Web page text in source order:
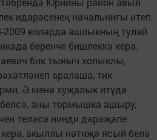
идарәсенең начальнигы итеп
2009 елларда ашлыкның тулай
беренче бишлеккә керә.
бик тыныч холыклы,
аралаша, тик
Ә менә хуҗалык итүдә
аны тормышка ашыру,
теләсә нинди дәрәҗәле
акыллы нәтиҗә ясый белә